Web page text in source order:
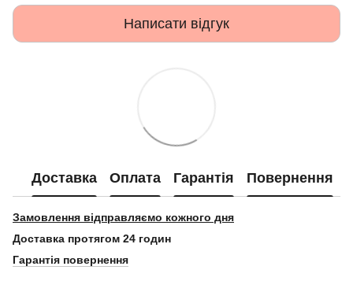
Написати відгук
Доставка Оплата Гарантія Повернення
Замовлення відправляємо кожного дня
Доставка протягом 24 годин
Гарантія повернення